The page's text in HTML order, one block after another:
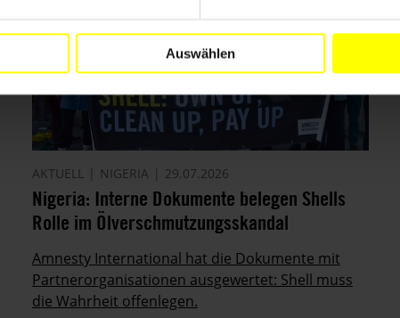
Auswählen
AKTUELL NIGERIA 29.07.2026
Nigeria: Interne Dokumente belegen Shells
Rolle im Ölverschmutzungsskandal
Amnesty International hat die Dokumente mit
Partnerorganisationen ausgewertet: Shell muss
die Wahrheit offenlegen.